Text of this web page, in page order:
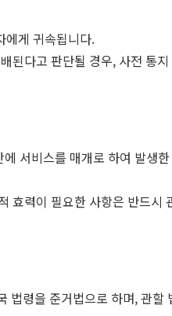
에게 귀속됩니다.
된다고 판단될 경우, 사전 통
서비스를 매개로 하여 발생
효력이 필요한 사항은 반드시
법령을 준거법으로 하며, 관할